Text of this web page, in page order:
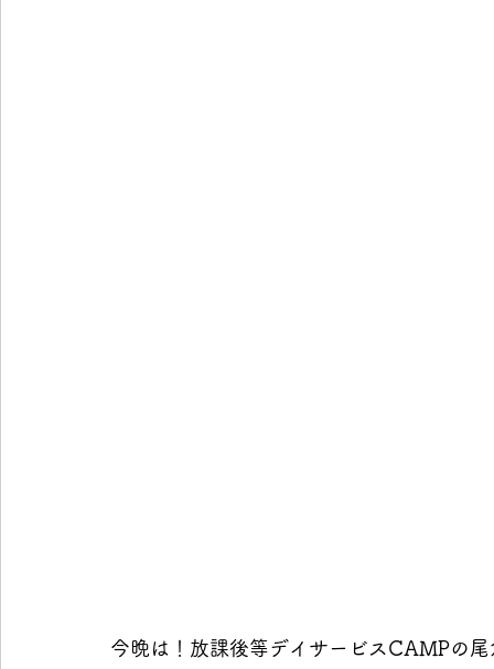
今晩は！放課後等デイサービスCAMPの尾